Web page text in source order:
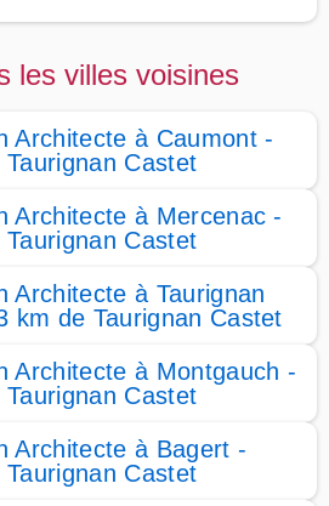
les villes voisines
Architecte à Caumont -
Castet
Architecte à Mercenac -
Castet
Architecte à Taurignan
km de Taurignan Castet
Architecte à Montgauch -
Castet
Architecte à Bagert -
Castet